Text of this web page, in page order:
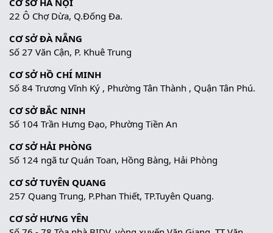
CƠ SỞ HÀ NỘI
22 Ô Chợ Dừa, Q.Đống Đa.
CƠ SỞ ĐÀ NẴNG
Số 27 Văn Cận, P. Khuê Trung
CƠ SỞ HỒ CHÍ MINH
Số 84 Trương Vĩnh Ký , Phường Tân Thành , Quận Tân Phú.
CƠ SỞ BẮC NINH
Số 104 Trần Hưng Đạo, Phường Tiền An
CƠ SỞ HẢI PHÒNG
Số 124 ngã tư Quán Toan, Hồng Bàng, Hải Phòng
CƠ SỞ TUYÊN QUANG
257 Quang Trung, P.Phan Thiết, TP.Tuyên Quang.
CƠ SỞ HƯNG YÊN